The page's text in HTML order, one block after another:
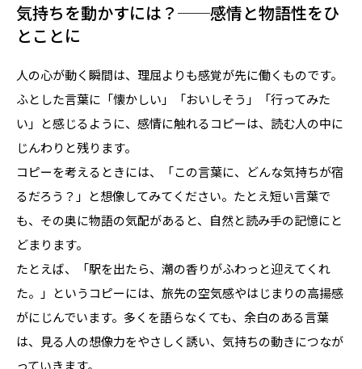
気持ちを動かすには？──感情と物語性をひ
とことに
人の心が動く瞬間は、理屈よりも感覚が先に働くものです。
ふとした言葉に「懐かしい」「おいしそう」「行ってみた
い」と感じるように、感情に触れるコピーは、読む人の中に
じんわりと残ります。
コピーを考えるときには、「この言葉に、どんな気持ちが宿
るだろう？」と想像してみてください。たとえ短い言葉で
も、その奥に物語の気配があると、自然と読み手の記憶にと
どまります。
たとえば、「駅を出たら、潮の香りがふわっと迎えてくれ
た。」というコピーには、旅先の空気感やはじまりの高揚感
がにじんでいます。多くを語らなくても、余白のある言葉
は、見る人の想像力をやさしく誘い、気持ちの動きにつなが
っていきます。